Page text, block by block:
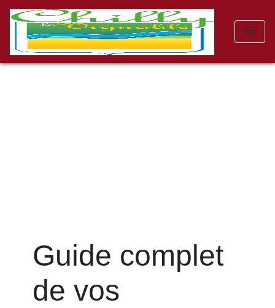
menu
Guide complet
de vos